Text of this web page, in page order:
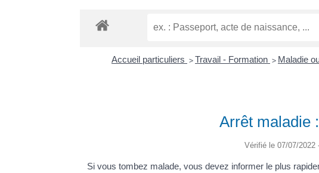
Accueil particuliers > Travail - Formation > Maladie
Arrêt maladie
Vérifié le 07/07/2022
Si vous tombez malade, vous devez informer le plus